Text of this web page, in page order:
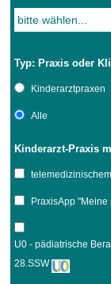
Typ: Praxis oder
Kinderarztpraxen
Alle
Kinderarzt-Praxis
PraxisApp
U0 - pädiatrische
28.SSW